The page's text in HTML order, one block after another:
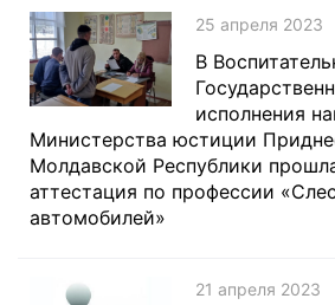
25 апреля 2023
В
исполнения
Министерства юстиции
Молдавской Республики
аттестация по профессии
автомобилей»
21 апреля 2023